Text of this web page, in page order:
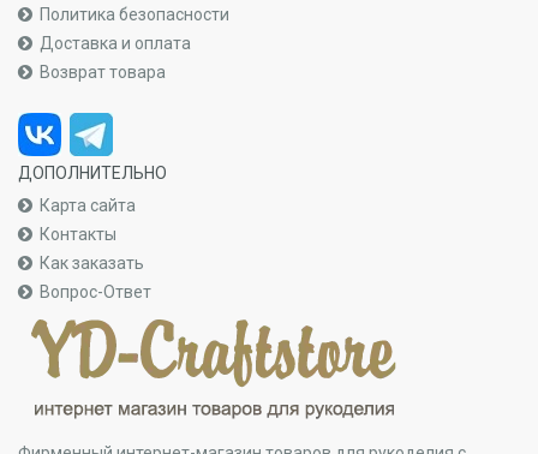
Политика безопасности
Доставка и оплата
Возврат товара
ДОПОЛНИТЕЛЬНО
Карта сайта
Контакты
Как заказать
Вопрос-Ответ